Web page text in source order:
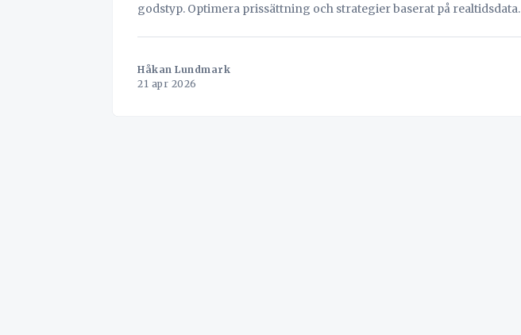
godstyp. Optimera prissättning och strategier baserat på realtidsdata.
Håkan Lundmark
21 apr 2026